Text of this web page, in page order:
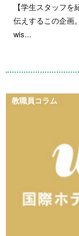
【学生スタッフ
伝えするこの企画
wis...
教職員コラム